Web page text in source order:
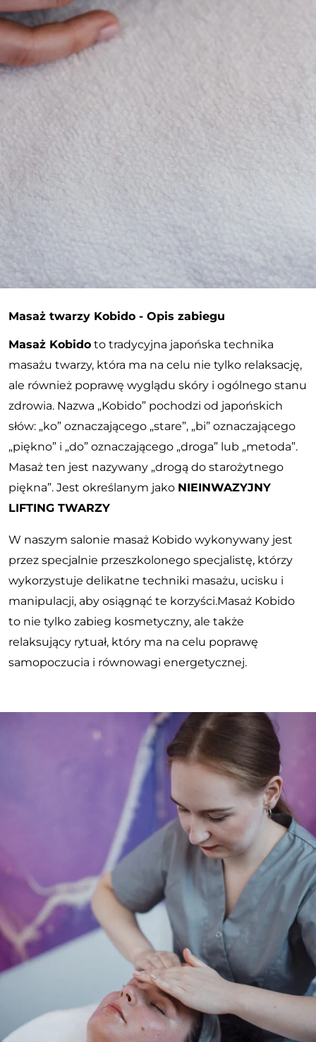
Masaż twarzy Kobido - Opis zabiegu
Masaż Kobido to tradycyjna japońska technika
masażu twarzy, która ma na celu nie tylko relaksację,
ale również poprawę wyglądu skóry i ogólnego stanu
zdrowia. Nazwa „Kobido” pochodzi od japońskich
słów: „ko” oznaczającego „stare”, „bi” oznaczającego
„piękno” i „do” oznaczającego „droga” lub „metoda”.
Masaż ten jest nazywany „drogą do starożytnego
piękna”. Jest określanym jako NIEINWAZYJNY
LIFTING TWARZY
W naszym salonie masaż Kobido wykonywany jest
przez specjalnie przeszkolonego specjalistę, którzy
wykorzystuje delikatne techniki masażu, ucisku i
manipulacji, aby osiągnąć te korzyści.Masaż Kobido
to nie tylko zabieg kosmetyczny, ale także
relaksujący rytuał, który ma na celu poprawę
samopoczucia i równowagi energetycznej.